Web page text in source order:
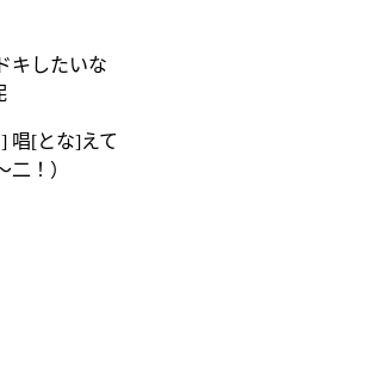
キしたいな
唱[とな]えて
！）